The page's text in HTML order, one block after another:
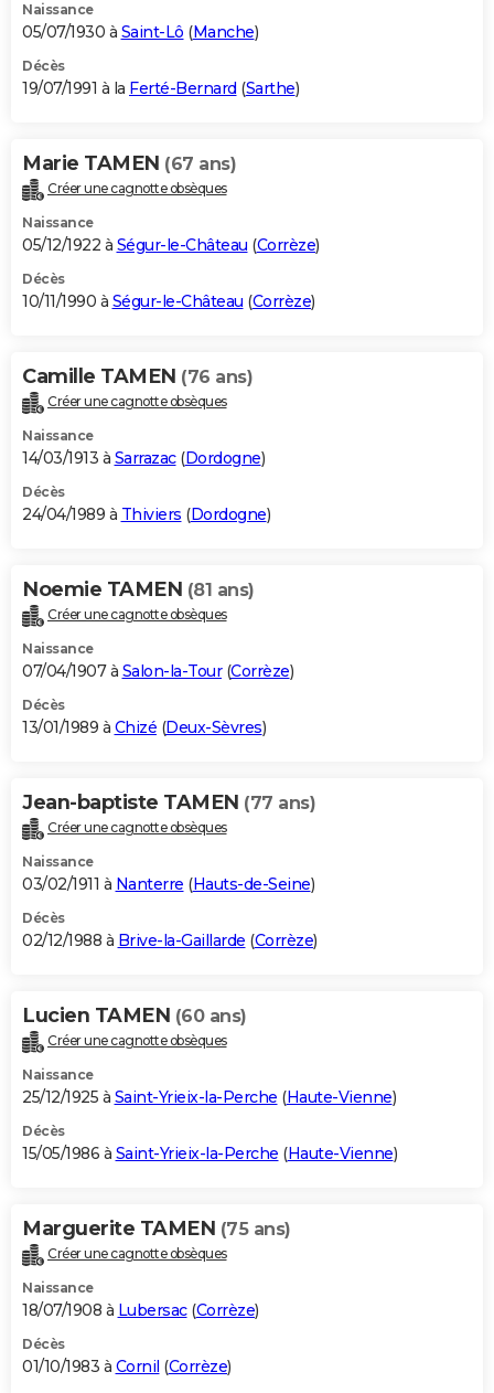
Naissance
05/07/1930 à Saint-Lô (Manche)
Décès
19/07/1991 à la Ferté-Bernard (Sarthe)
Marie TAMEN (67 ans)
Créer une cagnotte obsèques
Naissance
05/12/1922 à Ségur-le-Château (Corrèze)
Décès
10/11/1990 à Ségur-le-Château (Corrèze)
Camille TAMEN (76 ans)
Créer une cagnotte obsèques
Naissance
14/03/1913 à Sarrazac(Dordogne)
Décès
24/04/1989 à Thiviers (Dordogne)
Noemie TAMEN (81 ans)
Créer une cagnotte obsèques
Naissance
07/04/1907 à Salon-la-Tour(Corrèze)
Décès
13/01/1989 à Chizé (Deux-Sèvres)
Jean-baptiste TAMEN (77 ans)
Créer une cagnotte obsèques
Naissance
03/02/1911 à Nanterre (Hauts-de-Seine)
Décès
02/12/1988 à Brive-la-Gaillarde (Corrèze)
Lucien TAMEN (60 ans)
Créer une cagnotte obsèques
Naissance
25/12/1925 à Saint-Yrieix-la-Perche (Haute-Vienne)
Décès
15/05/1986 à Saint-Yrieix-la-Perche (Haute-Vienne)
Marguerite TAMEN (75 ans)
Créer une cagnotte obsèques
Naissance
18/07/1908 à Lubersac(Corrèze)
Décès
01/10/1983 à Cornil (Corrèze)